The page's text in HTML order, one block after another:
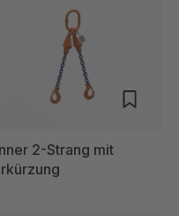
2-Strang mit